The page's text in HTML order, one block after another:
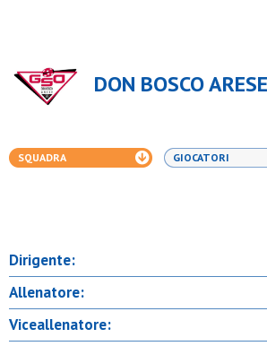
DON BOSCO
SQUADRA GIOCATORI
Dirigente:
Allenatore:
Viceallenatore: